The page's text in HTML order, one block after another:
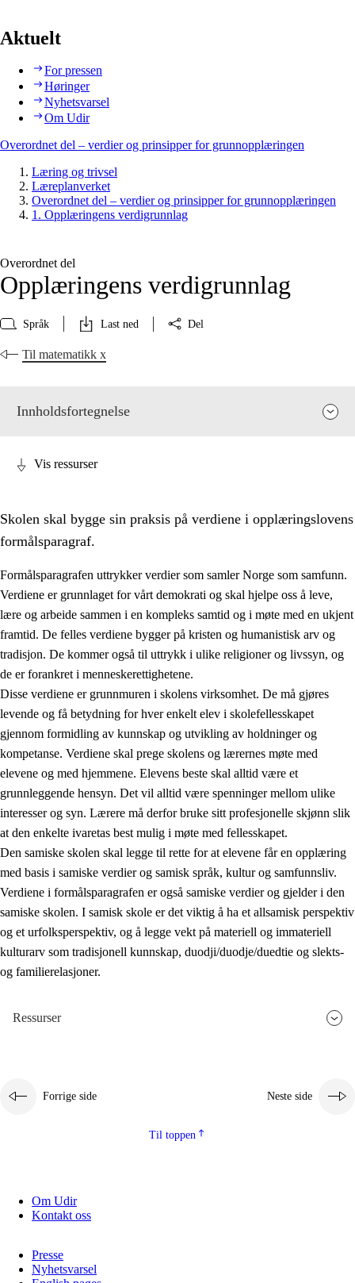
Aktuelt
For pressen
Høringer
Nyhetsvarsel
Om Udir
Overordnet del – verdier og prinsipper for grunnopplæringen
Læring og trivsel
Læreplanverket
Overordnet del – verdier og prinsipper for grunnopplæringen
1. Opplæringens verdigrunnlag
Overordnet del
Opplæringens verdigrunnlag
Språk Last ned Del
Til matematikk x
Innholdsfortegnelse
1. Opplæringens verdigrunnlag
1.1 Menneskeverdet
1.2 Identitet og kulturelt mangfold
1.3 Kritisk tenkning og etisk bevissthet
1.4 Skaperglede, engasjement og utforskertrang
1.5 Respekt for naturen og miljøbevissthet
1.6 Demokrati og medvirkning
Vis ressurser
Skolen skal bygge sin praksis på verdiene i opplæringslovens
formålsparagraf.
Formålsparagrafen uttrykker verdier som samler Norge som samfunn.
Verdiene er grunnlaget for vårt demokrati og skal hjelpe oss å leve,
lære og arbeide sammen i en kompleks samtid og i møte med en ukjent
framtid. De felles verdiene bygger på kristen og humanistisk arv og
tradisjon. De kommer også til uttrykk i ulike religioner og livssyn, og
de er forankret i menneskerettighetene.
Disse verdiene er grunnmuren i skolens virksomhet. De må gjøres
levende og få betydning for hver enkelt elev i skolefellesskapet
gjennom formidling av kunnskap og utvikling av holdninger og
kompetanse. Verdiene skal prege skolens og lærernes møte med
elevene og med hjemmene. Elevens beste skal alltid være et
grunnleggende hensyn. Det vil alltid være spenninger mellom ulike
interesser og syn. Lærere må derfor bruke sitt profesjonelle skjønn slik
at den enkelte ivaretas best mulig i møte med fellesskapet.
Den samiske skolen skal legge til rette for at elevene får en opplæring
med basis i samiske verdier og samisk språk, kultur og samfunnsliv.
Verdiene i formålsparagrafen er også samiske verdier og gjelder i den
samiske skolen. I samisk skole er det viktig å ha et allsamisk perspektiv
og et urfolksperspektiv, og å legge vekt på materiell og immateriell
kulturarv som tradisjonell kunnskap, duodji/duodje/duedtie og slekts-
og familierelasjoner.
Ressurser
Forrige side Neste side
Til toppen
Om Udir
Kontakt oss
Presse
Nyhetsvarsel